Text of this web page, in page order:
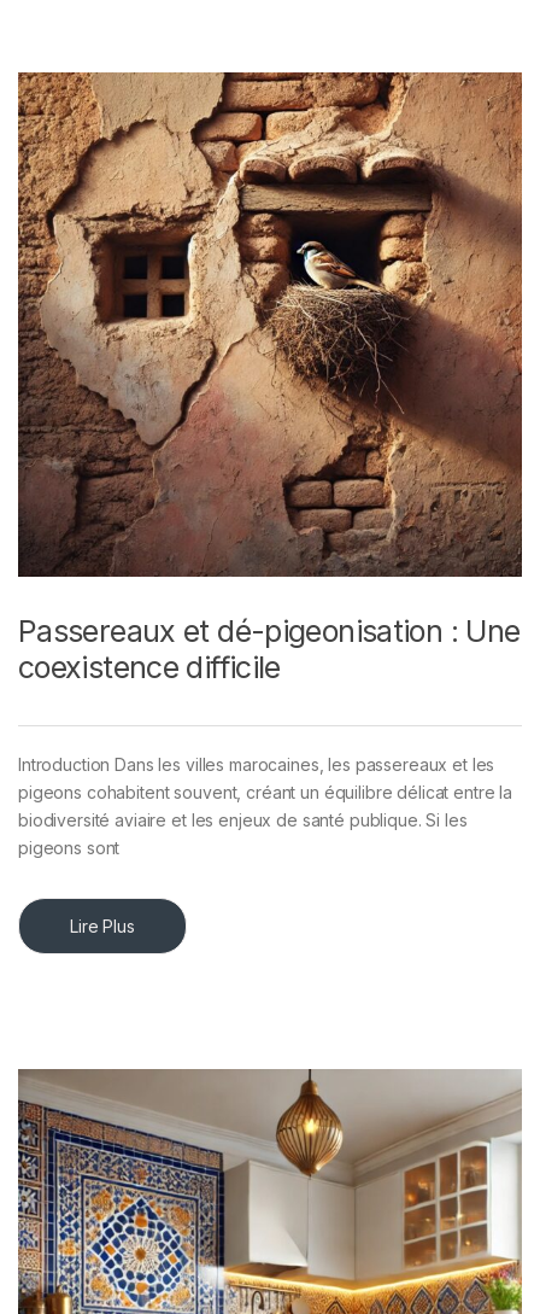
Passereaux et dé-pigeonisation : Une
coexistence difficile
Introduction Dans les villes marocaines, les passereaux et les
pigeons cohabitent souvent, créant un équilibre délicat entre la
biodiversité aviaire et les enjeux de santé publique. Si les
pigeons sont
Lire Plus